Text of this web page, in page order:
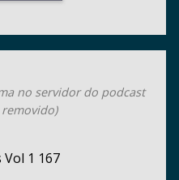
no servidor do podcast
1 167